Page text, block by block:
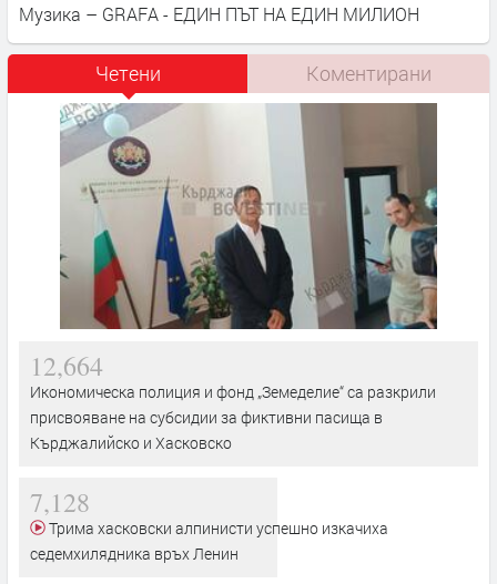
Музика – GRAFA - ЕДИН ПЪТ НА ЕДИН МИЛИОН
Четени Коментирани
12,664
Икономическа полиция и фонд „Земеделие“ са разкрили
присвояване на субсидии за фиктивни пасища в
Кърджалийско и Хасковско
7,128
седемхилядника връх Ленин